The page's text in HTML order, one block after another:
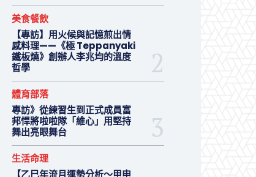
美食餐飲
【專訪】用火候與記憶煎出情
感料理——《極 Teppanyaki
鐵板燒》創辦人李兆均的溫度
哲學
體育部落
專訪》從練習生到正式成員富
邦悍將啦啦隊「維心」用堅持
舞出亮眼舞台
生活命理
【乙巳年流月運勢分析～甲申